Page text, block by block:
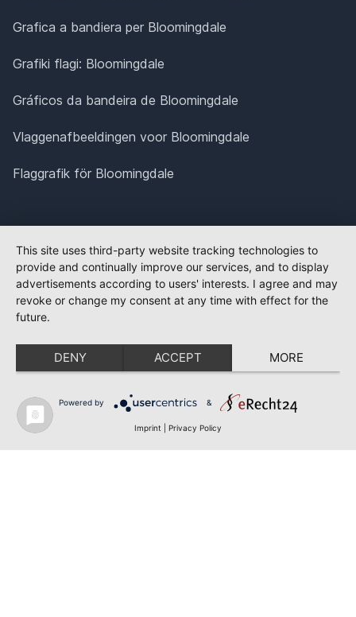
Grafica a bandiera per Bloomingdale
Grafiki flagi: Bloomingdale
Gráficos da bandeira de Bloomingdale
Vlaggenafbeeldingen voor Bloomingdale
Flaggrafik för Bloomingdale
This site uses third-party website tracking technologies to
provide and continually improve our services, and to display
advertisements according to users' interests. I agree and may
revoke or change my consent at any time with effect for the
future.
DENY ACCEPT MORE
Powered by &
Imprint Privacy Policy